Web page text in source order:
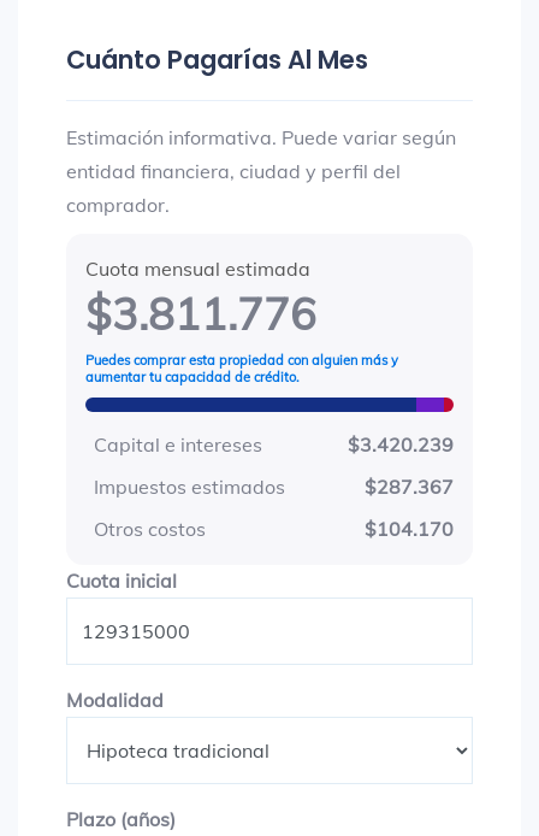
Cuánto Pagarías Al Mes
Estimación informativa. Puede variar según
entidad financiera, ciudad y perfil del
comprador.
Cuota mensual estimada
$3.811.776
Puedes comprar esta propiedad con alguien más y
aumentar tu capacidad de crédito.
Capital e intereses
$3.420.239
Impuestos estimados
$287.367
Otros costos
$104.170
Cuota inicialCuota inicial
Modalidad
Plazo (años)